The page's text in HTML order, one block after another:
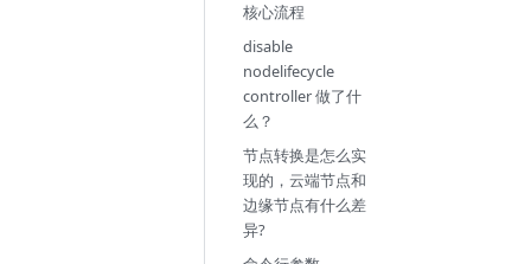
核心流程
disable
nodelifecycle
controller 做了什
么？
节点转换是怎么实
现的，云端节点和
边缘节点有什么差
异?